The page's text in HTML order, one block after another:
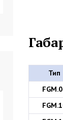
Тип